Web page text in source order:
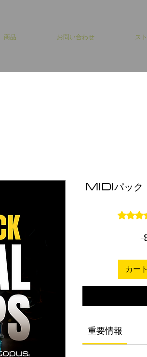
商品 お問い合わせ ス
MIDIパッ
評価は1
カー
重要情報